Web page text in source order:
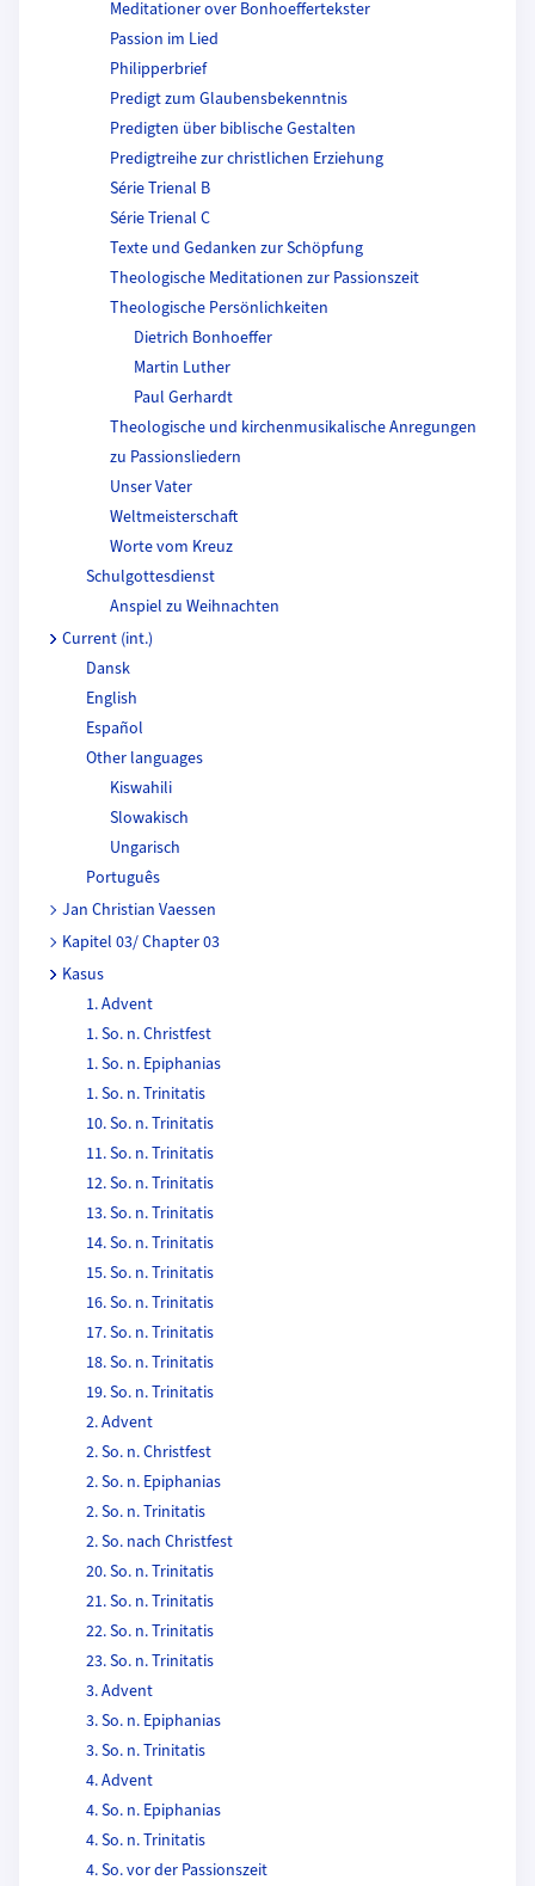
Meditationer over Bonhoeffertekster
Passion im Lied
Philipperbrief
Predigt zum Glaubensbekenntnis
Predigten über biblische Gestalten
Predigtreihe zur christlichen Erziehung
Série Trienal B
Série Trienal C
Texte und Gedanken zur Schöpfung
Theologische Meditationen zur Passionszeit
Theologische Persönlichkeiten
Dietrich Bonhoeffer
Martin Luther
Paul Gerhardt
Theologische und kirchenmusikalische Anregungen
zu Passionsliedern
Unser Vater
Weltmeisterschaft
Worte vom Kreuz
Schulgottesdienst
Anspiel zu Weihnachten
Current (int.)
Dansk
English
Español
Other languages
Kiswahili
Slowakisch
Ungarisch
Português
Jan Christian Vaessen
Kapitel 03/ Chapter 03
Kasus
1. Advent
1. So. n. Christfest
1. So. n. Epiphanias
1. So. n. Trinitatis
10. So. n. Trinitatis
11. So. n. Trinitatis
12. So. n. Trinitatis
13. So. n. Trinitatis
14. So. n. Trinitatis
15. So. n. Trinitatis
16. So. n. Trinitatis
17. So. n. Trinitatis
18. So. n. Trinitatis
19. So. n. Trinitatis
2. Advent
2. So. n. Christfest
2. So. n. Epiphanias
2. So. n. Trinitatis
2. So. nach Christfest
20. So. n. Trinitatis
21. So. n. Trinitatis
22. So. n. Trinitatis
23. So. n. Trinitatis
3. Advent
3. So. n. Epiphanias
3. So. n. Trinitatis
4. Advent
4. So. n. Epiphanias
4. So. n. Trinitatis
4. So. vor der Passionszeit